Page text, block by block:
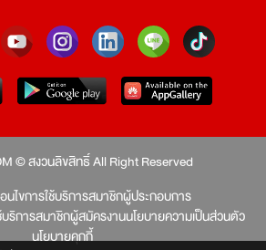
© สงวนลิขสิทธิ์ All Right Reserved
นไขการใช้บริการสมาชิกผู้ประกอบการ
บริการสมาชิกผู้สมัครงานนโยบายความเป็นส่วนตัว
นโยบายคุกกี้